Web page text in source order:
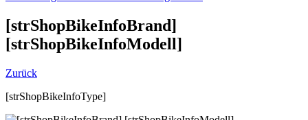
[strShopBikeInfoBrand]
[strShopBikeInfoModell]
Zurück
[strShopBikeInfoType]